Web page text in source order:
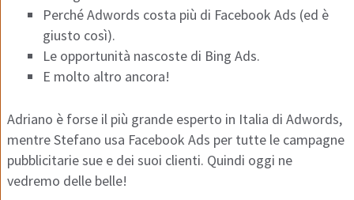
Perché Adwords costa più di Facebook Ads (ed è
giusto così).
Le opportunità nascoste di Bing Ads.
E molto altro ancora!
Adriano è forse il più grande esperto in Italia di Adwords,
mentre Stefano usa Facebook Ads per tutte le campagne
pubblicitarie sue e dei suoi clienti. Quindi oggi ne
vedremo delle belle!